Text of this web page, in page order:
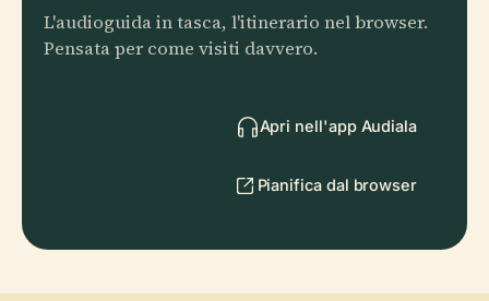
L'audioguida in tasca, l'itinerario nel browser.
Pensata per come visiti davvero.
Apri nell'app Audiala
Pianifica dal browser